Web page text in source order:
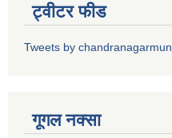
ट्वीटर फीड
Tweets by chandranagarmun
गूगल नक्सा